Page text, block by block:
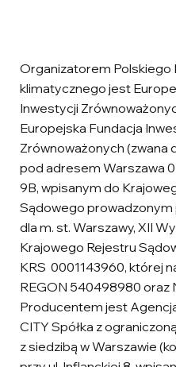
Organizatorem Polskiego
klimatycznego jest
Inwestycji
Europejska Fundacja
Zrównoważonych (zwana
pod adresem Warszawa
9B, wpisanym do
Sądowego prowadzonym
dla m. st. Warszawy, XII
Krajowego Rejestru
KRS 0001143960, której
REGON 540498980 oraz
Producentem jest
CITY Spółka z
z siedzibą w Warszawie